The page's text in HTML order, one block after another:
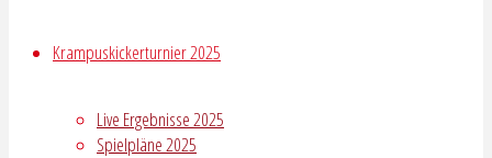
Krampuskickerturnier 2025
Live Ergebnisse 2025
Spielpläne 2025